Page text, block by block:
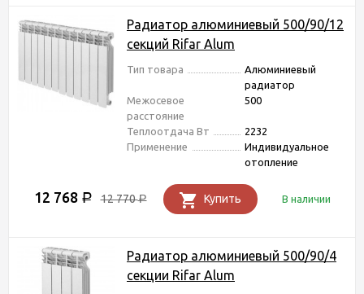
Радиатор алюминиевый 500/90/12
секций Rifar Alum
Тип товара
Алюминиевый
радиатор
Межосевое
расстояние
500
Теплоотдача Вт
2232
Применение
Индивидуальное
отопление
12 768 Р 12 770Р Купить В наличии
Радиатор алюминиевый 500/90/4
секции Rifar Alum